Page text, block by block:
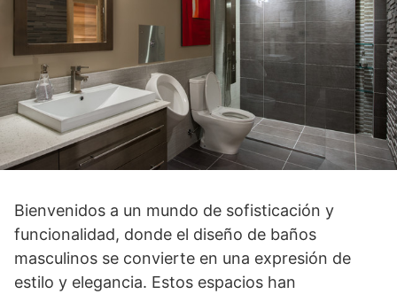
Bienvenidos a un mundo de sofisticación y
funcionalidad, donde el diseño de baños
masculinos se convierte en una expresión de
estilo y elegancia. Estos espacios han